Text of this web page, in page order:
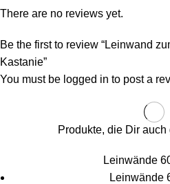
There are no reviews yet.
Be the first to review “Leinwand
Kastanie”
You must be logged in to post a
Produkte, die Dir
Leinwände
Leinwände